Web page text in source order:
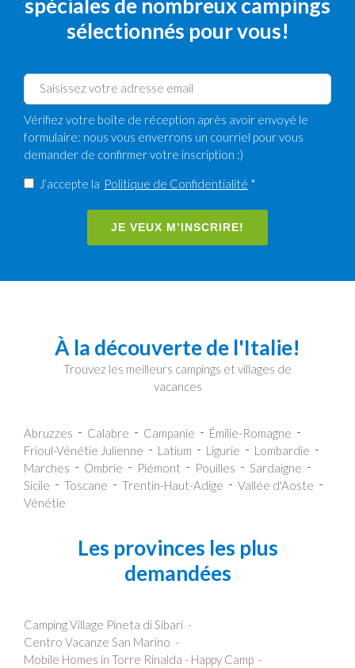
spéciales de nombreux campings
sélectionnés pour vous!
Vérifiez votre boîte de réception après avoir envoyé le
formulaire: nous vous enverrons un courriel pour vous
demander de confirmer votre inscription :)
J’accepte la Politique de Confidentialité *
JE VEUX M’INSCRIRE!
À la découverte de l'Italie!
Trouvez les meilleurs campings et villages de
vacances
Abruzzes Calabre Campanie
Émilie-Romagne
Frioul-Vénétie Julienne
Latium Ligurie
Lombardie
Marches
Ombrie Piémont Pouilles
Sardaigne
Sicile
Toscane Trentin-Haut-Adige
Vallée d'Aoste
Vénétie
Les provinces les plus
demandées
Camping Village Pineta di Sibari
Centro Vacanze San Marino
Mobile Homes in Torre Rinalda - Happy Camp